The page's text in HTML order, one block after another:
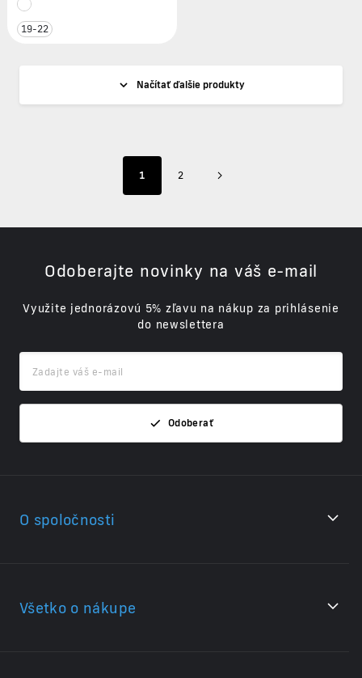
19-22
Načítať ďalšie produkty
1 2
Odoberajte novinky na váš e-mail
Využite jednorázovú 5% zľavu na nákup za prihlásenie
do newslettera
Odoberať
O spoločnosti
Všetko o nákupe